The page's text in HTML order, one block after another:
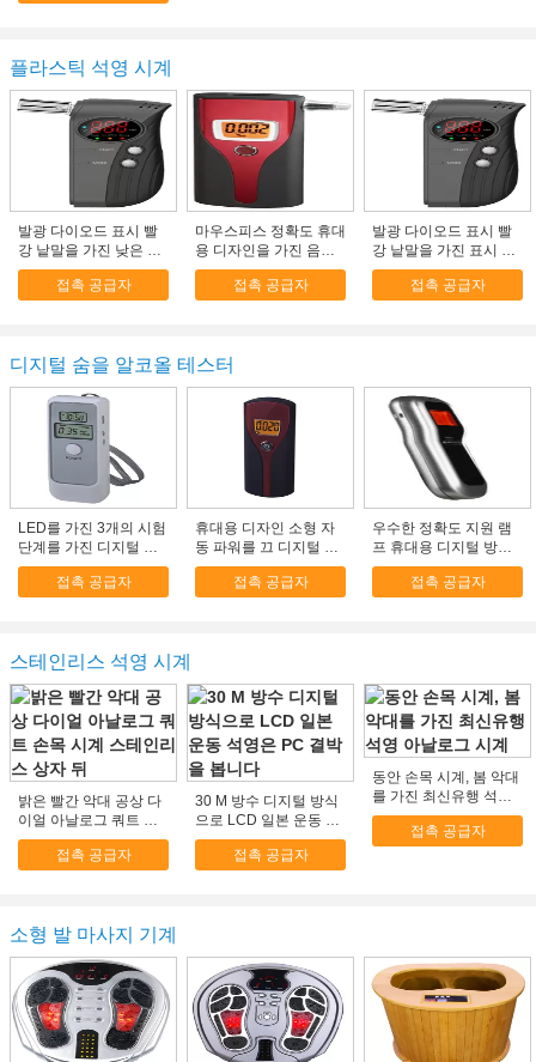
플라스틱 석영 시계
발광 다이오드 표시 빨
강 낱말을 가진 낮은 건
전지 표시 음주 측정기
마우스피스접촉 공급자
마우스피스 정확도 휴대
용 디자인을 가진 음주
측정기 마우스피스
접촉 공급자
발광 다이오드 표시 빨
강 낱말을 가진 표시 음
주 측정기 마우스피스
접촉 공급자
디지털 숨을 알코올 테스터
LED를 가진 3개의 시험
단계를 가진 디지털 방
식으로 흡입 알콜 검사
자 Keychain
접촉 공급자
휴대용 디자인 소형 자
동 파워를 끄 디지털 방
식으로 흡입 알콜 검사
접촉 공급자
우수한 정확도 지원 램
프 휴대용 디지털 방식
으로 흡입 알콜 검사자
접촉 공급자
스테인리스 석영 시계
밝은 빨간 악대 공상 다
이얼 아날로그 쿼트 손
목 시계 스테인리스 상
접촉 공급자
30 M 방수 디지털 방식
으로 LCD 일본 운동 석
영은 PC 결박을 봅니다
접촉 공급자
동안 손목 시계, 봄 악대
를 가진 최신유행 석영
아날로그 시계
접촉 공급자
소형 발 마사지 기계